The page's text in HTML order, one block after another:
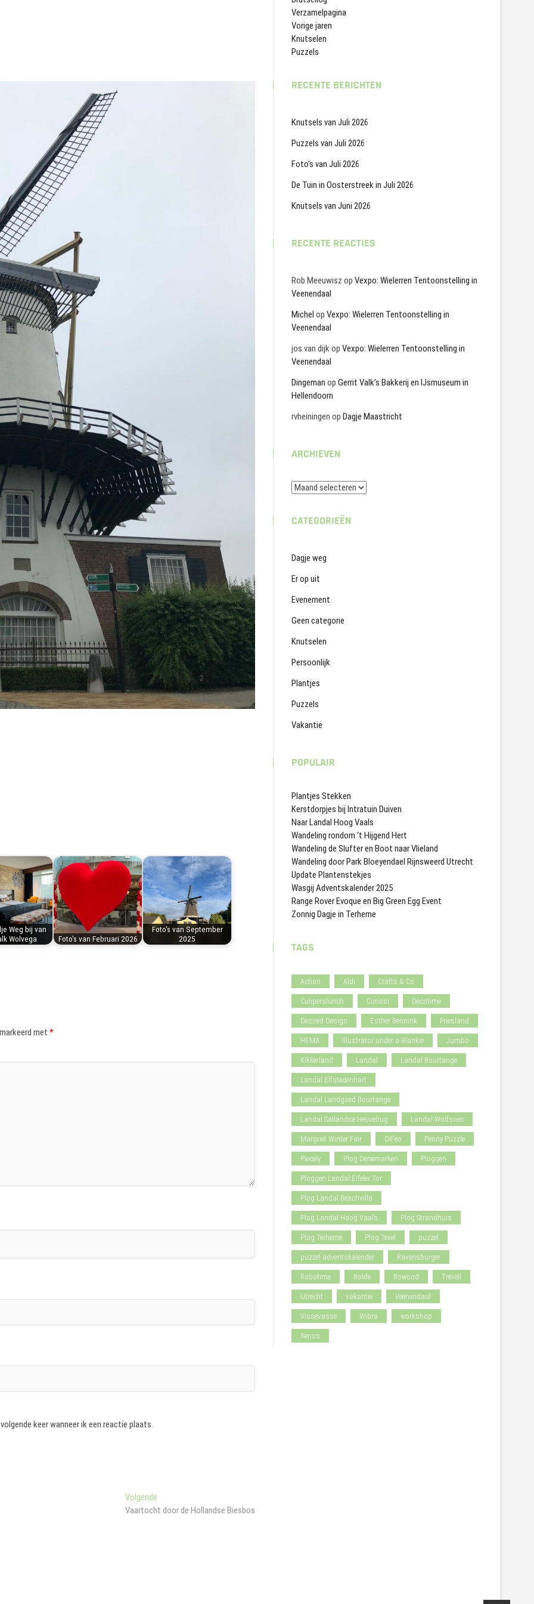
Weg bij van
Wolvega
Foto's van Februari 2026
Foto's van September
2025
met *
keer wanneer ik een reactie plaats.
Volgende
bericht:
Vaartocht door de Hollandse Biesbos
Verzamelpagina
Vorige jaren
Knutselen
Puzzels
RECENTE BERICHTEN
Knutsels van Juli 2026
Puzzels van Juli 2026
Foto’s van Juli 2026
De Tuin in Oosterstreek in Juli 2026
Knutsels van Juni 2026
RECENTE REACTIES
Rob Meeuwisz op Vexpo: Wielerren Tentoonstelling in
Veenendaal
Michel op Vexpo: Wielerren Tentoonstelling in
Veenendaal
jos van dijkop Vexpo: Wielerren Tentoonstelling in
Veenendaal
Dingeman op Gerrit Valk’s Bakkerij en IJsmuseum in
Hellendoorn
rvheiningen op Dagje Maastricht
ARCHIEVEN
Archieven
CATEGORIEËN
Dagje weg
Er op uit
Evenement
Geen categorie
Knutselen
Persoonlijk
Plantjes
Puzzels
Vakantie
POPULAIR
Plantjes Stekken
Kerstdorpjes bij Intratuin Duiven
Naar Landal Hoog Vaals
Wandeling rondom ‘t Hijgend Hert
Wandeling de Slufter en Boot naar Vlieland
Wandeling door Park Bloeyendael Rijnsweerd Utrecht
Update Plantenstekjes
Wasgij Adventskalender 2025
Range Rover Evoque en Big Green Egg Event
Zonnig Dagje in Terherne
TAGS
Action Aldi Crafts & Co
Culiperslunch Curiosi Decotime
Desired Design Esther Bennink Friesland
HEMA Illustrator under a Blankie Jumbo
Kikkerland Landal Landal Bourtange
Landal Elfstedenhart
Landal Landgoed Bourtange
Landal Sallandse Heuvelrug Landal Wolfsven
Margriet Winter Fair Oll'eo Penny Puzzle
Piecely Plog Denemarken Ploggen
Ploggen Landal Eifeler Tor
Plog Landal Beachvilla
Plog Landal Hoog Vaals Plog Strandhuis
Plog Terherne Plog Texel puzzel
puzzel adventskalender Ravensburger
Robotime Rolife Rowood Trevell
Utrecht vakantie Veenendaal
Vissevasse Wibra workshop
Xenos